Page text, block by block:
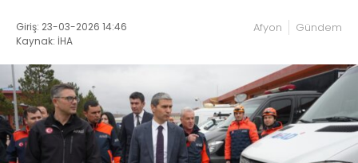
Giriş: 23-03-2026 14:46
Kaynak: İHA
Afyon Gündem